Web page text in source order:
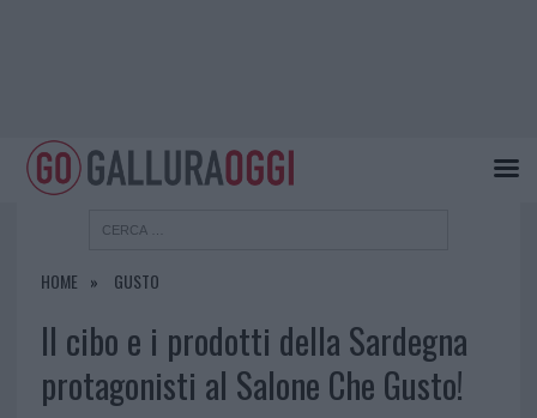
HOME GUSTO
Il cibo e i prodotti della Sardegna
protagonisti al Salone Che Gusto!